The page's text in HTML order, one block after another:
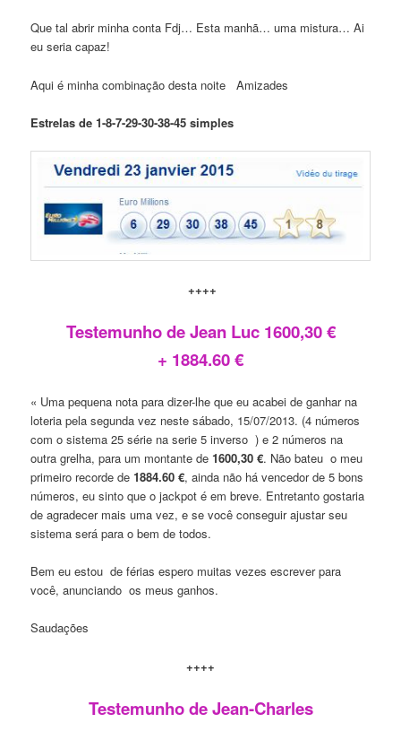
Que tal abrir minha conta Fdj… Esta manhã… uma mistura… Ai
eu seria capaz!
Aqui é minha combinação desta noite Amizades
Estrelas de 1-8-7-29-30-38-45 simples
++++
Testemunho de Jean Luc 1600,30 €
+ 1884.60 €
« Uma pequena nota para dizer-lhe que eu acabei de ganhar na
loteria pela segunda vez neste sábado, 15/07/2013. (4 números
com o sistema 25 série na serie 5 inverso ) e 2 números na
outra grelha, para um montante de1600,30 €. Não bateu o meu
primeiro recorde de1884.60 €, ainda não há vencedor de 5 bons
números, eu sinto que o jackpot é em breve. Entretanto gostaria
de agradecer mais uma vez, e se você conseguir ajustar seu
sistema será para o bem de todos.
Bem eu estou de férias espero muitas vezes escrever para
você, anunciando os meus ganhos.
Saudações
++++
Testemunho de Jean-Charles